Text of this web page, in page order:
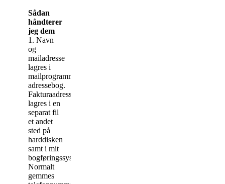
Sådan
håndterer
jeg dem
1. Navn
og
mailadresse
lagres i
mailprogrammets
adressebog.
Fakturaadressen
lagres i en
separat fil
et andet
sted på
harddisken
samt i mit
bogføringssystem.
Normalt
gemmes